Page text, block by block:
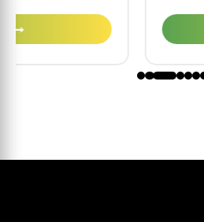
Scopri di più